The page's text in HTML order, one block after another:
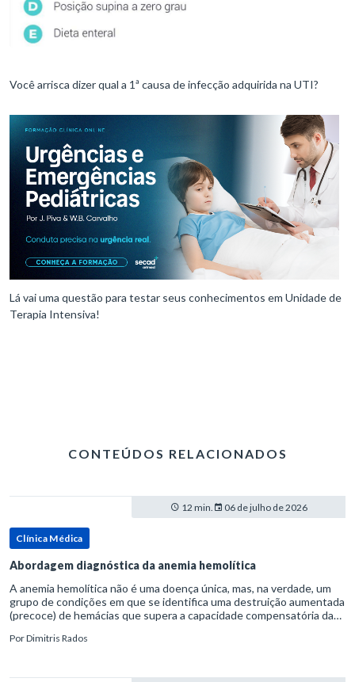
Você arrisca dizer qual a 1ª causa de infecção adquirida na UTI?
Lá vai uma questão para testar seus conhecimentos em Unidade de
Terapia Intensiva!
CONTEÚDOS RELACIONADOS
12 min. 06 de julho de 2026
Clínica Médica
Abordagem diagnóstica da anemia hemolítica
A anemia hemolítica não é uma doença única, mas, na verdade, um
grupo de condições em que se identifica uma destruição aumentada
(precoce) de hemácias que supera a capacidade compensatória da
PorDimitris Rados